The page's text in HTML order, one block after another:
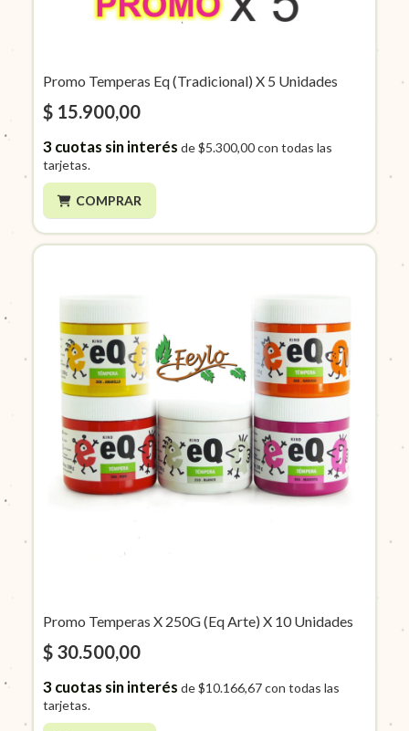
Promo Temperas Eq (Tradicional) X 5 Unidades
$ 15.900,00
3cuotas sin interés de$5.300,00con todas las
tarjetas.
COMPRAR
Promo Temperas X 250G (Eq Arte) X 10 Unidades
$ 30.500,00
3cuotas sin interés de$10.166,67con todas las
tarjetas.